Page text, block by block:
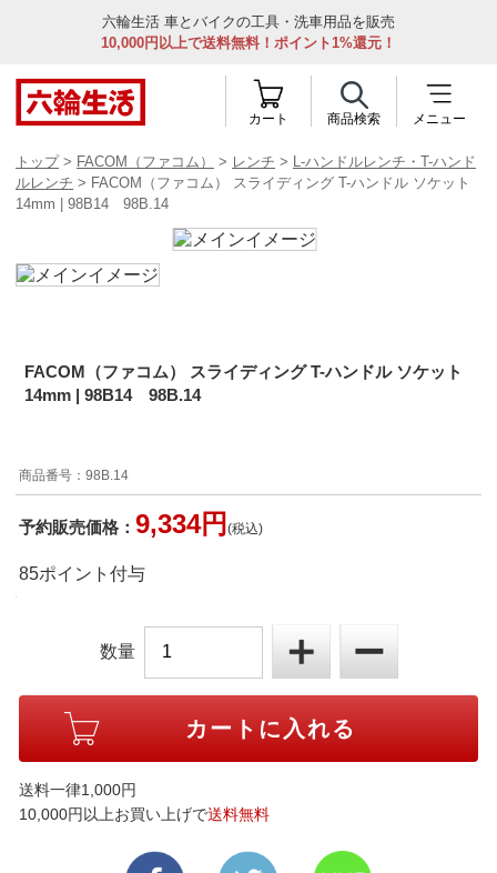
六輪生活 車とバイクの工具・洗車用品を販売
10,000円以上で送料無料！ポイント1%還元！
カート 商品検索 メニュー
トップ> FACOM（ファコム） > レンチ > L-ハンドルレンチ・T-ハンド
ルレンチ > FACOM（ファコム） スライディング T-ハンドル ソケット
14mm | 98B14 98B.14
FACOM（ファコム） スライディング T-ハンドル ソケット
14mm | 98B14 98B.14
98B.14
予約販売価格： 9,334円 (税込)
85ポイント付与
数量
送料一律1,000円
10,000円以上お買い上げで送料無料